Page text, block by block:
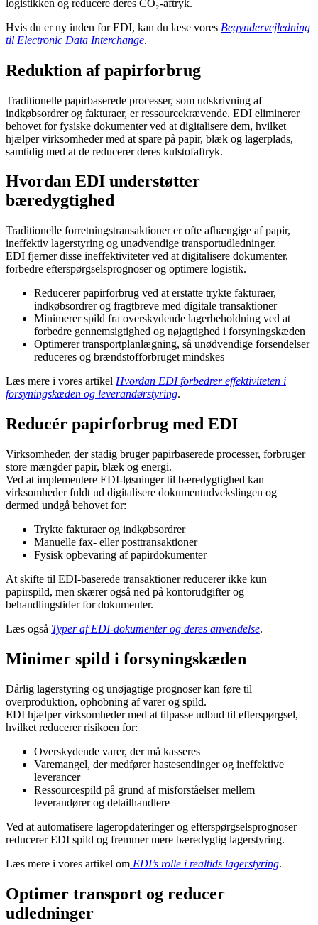
logistikken og reducere deres CO₂-aftryk.
Hvis du er ny inden for EDI, kan du læse vores Begyndervejledning
til Electronic Data Interchange.
Reduktion af papirforbrug
Traditionelle papirbaserede processer, som udskrivning af
indkøbsordrer og fakturaer, er ressourcekrævende. EDI eliminerer
behovet for fysiske dokumenter ved at digitalisere dem, hvilket
hjælper virksomheder med at spare på papir, blæk og lagerplads,
samtidig med at de reducerer deres kulstofaftryk.
Hvordan EDI understøtter
bæredygtighed
Traditionelle forretningstransaktioner er ofte afhængige af papir,
ineffektiv lagerstyring og unødvendige transportudledninger.
EDI fjerner disse ineffektiviteter ved at digitalisere dokumenter,
forbedre efterspørgselsprognoser og optimere logistik.
Reducerer papirforbrug ved at erstatte trykte fakturaer,
indkøbsordrer og fragtbreve med digitale transaktioner
Minimerer spild fra overskydende lagerbeholdning ved at
forbedre gennemsigtighed og nøjagtighed i forsyningskæden
Optimerer transportplanlægning, så unødvendige forsendelser
reduceres og brændstofforbruget mindskes
Læs mere i vores artikel Hvordan EDI forbedrer effektiviteten i
forsyningskæden og leverandørstyring.
Reducér papirforbrug med EDI
Virksomheder, der stadig bruger papirbaserede processer, forbruger
store mængder papir, blæk og energi.
Ved at implementere EDI-løsninger til bæredygtighed kan
virksomheder fuldt ud digitalisere dokumentudvekslingen og
dermed undgå behovet for:
Trykte fakturaer og indkøbsordrer
Manuelle fax- eller posttransaktioner
Fysisk opbevaring af papirdokumenter
At skifte til EDI-baserede transaktioner reducerer ikke kun
papirspild, men skærer også ned på kontorudgifter og
behandlingstider for dokumenter.
Læs også Typer af EDI-dokumenter og deres anvendelse.
Minimer spild i forsyningskæden
Dårlig lagerstyring og unøjagtige prognoser kan føre til
overproduktion, ophobning af varer og spild.
EDI hjælper virksomheder med at tilpasse udbud til efterspørgsel,
hvilket reducerer risikoen for:
Overskydende varer, der må kasseres
Varemangel, der medfører hastesendinger og ineffektive
leverancer
Ressourcespild på grund af misforståelser mellem
leverandører og detailhandlere
Ved at automatisere lageropdateringer og efterspørgselsprognoser
reducerer EDI spild og fremmer mere bæredygtig lagerstyring.
Læs mere i vores artikel om EDI’s rolle i realtids lagerstyring.
Optimer transport og reducer
udledninger